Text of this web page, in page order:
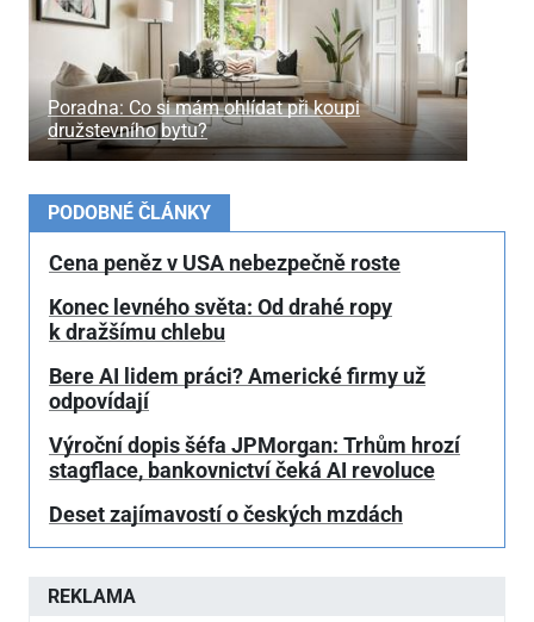
Poradna: Co si mám ohlídat při koupi
družstevního bytu?
REKLAMA
PODOBNÉ ČLÁNKY
Cena peněz v USA nebezpečně roste
Konec levného světa: Od drahé ropy
k dražšímu chlebu
Bere AI lidem práci? Americké firmy už
odpovídají
Výroční dopis šéfa JPMorgan: Trhům hrozí
stagflace, bankovnictví čeká AI revoluce
Deset zajímavostí o českých mzdách